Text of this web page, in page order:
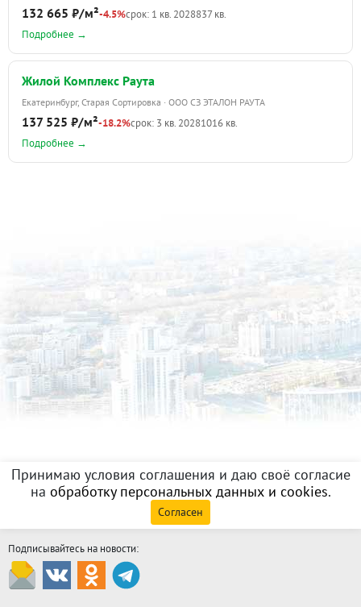
132 665 ₽/м²-4.5%срок: 1 кв. 2028837 кв.
Подробнее →
Жилой Комплекс Раута
Екатеринбург, Старая Сортировка · ООО СЗ ЭТАЛОН РАУТА
137 525 ₽/м²-18.2%срок: 3 кв. 20281016 кв.
Подробнее →
Принимаю условия соглашения и даю своё согласие
на обработку персональных данных и cookies.
Согласен
Подписывайтесь на новости: